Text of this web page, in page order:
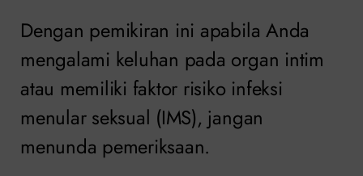
Dengan pemikiran ini apabila Anda
mengalami keluhan pada organ intim
atau memiliki faktor risiko infeksi
menular seksual (IMS), jangan
menunda pemeriksaan.